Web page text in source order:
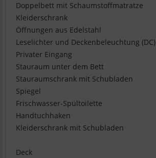
Doppelbett mit Schaumstoffmatratze
Kleiderschrank
Öffnungen aus Edelstahl
Leselichter und Deckenbeleuchtung (DC)
Privater Eingang
Stauraum unter dem Bett
Stauraumschrank mit Schubladen
Spiegel
Frischwasser-Spültoilette
Handtuchhaken
Kleiderschrank mit Schubladen
Deck